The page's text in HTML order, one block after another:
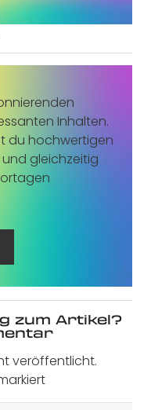
Inhalten.
du hochwertigen
gleichzeitig
zum Artikel?
veröffentlicht.